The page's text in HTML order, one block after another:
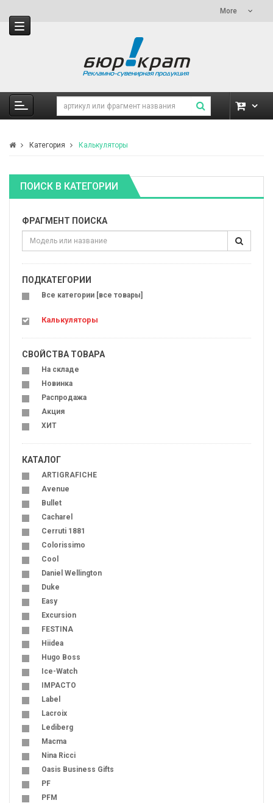
More
Категория Калькуляторы
ПОИСК В КАТЕГОРИИ
ФРАГМЕНТ ПОИСКА
ПОДКАТЕГОРИИ
Все категории [все товары]
Калькуляторы
СВОЙСТВА ТОВАРА
На складе
Новинка
Распродажа
Акция
ХИТ
КАТАЛОГ
ARTIGRAFICHE
Avenue
Bullet
Cacharel
Cerruti 1881
Colorissimo
Cool
Daniel Wellington
Duke
Easy
Excursion
FESTINA
Hiidea
Hugo Boss
Ice-Watch
IMPACTO
Label
Lacroix
Lediberg
Macma
Nina Ricci
Oasis Business Gifts
PF
PFM